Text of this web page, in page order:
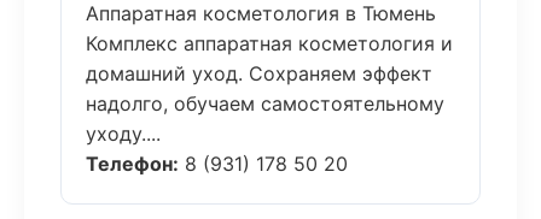
Аппаратная косметология в Тюмень
Комплекс аппаратная косметология и
домашний уход. Сохраняем эффект
надолго, обучаем самостоятельному
уходу....
Телефон: 8 (931) 178 50 20